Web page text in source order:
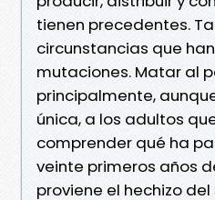
tienen precedentes.
circunstancias que
mutaciones. Matar al
principalmente,
única, a los adultos
comprender qué ha
veinte primeros años
proviene el hechizo